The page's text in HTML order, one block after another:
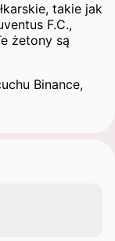
takie jak
F.C.,
żetony są
Binance,